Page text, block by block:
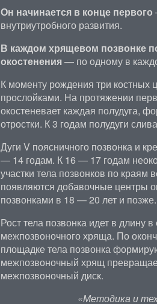
Он начинается в конце первого
внутриутробного развития.
В каждом хрящевом позвонке
окостенения— по одному в
К моменту рождения три
прослойками. На протяжении
окостеневает каждая полудуга,
отростки. К 3 годам полудуги
Дуги V поясничного позвонка и
— 14 годам. К 16 — 17 годам
участки тела позвонков по краям
появляются добавочные центры
позвонками в 18 — 20 лет и позже.
Рост тела позвонка идет в длину
межпозвоночного хряща. По
площадке тела позвонка
межпозвоночный хрящ
межпозвоночный диск.
«Методика и